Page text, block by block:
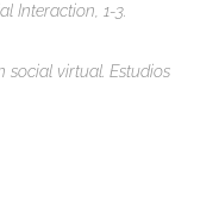
Interaction, 1-3.
social virtual. Estudios